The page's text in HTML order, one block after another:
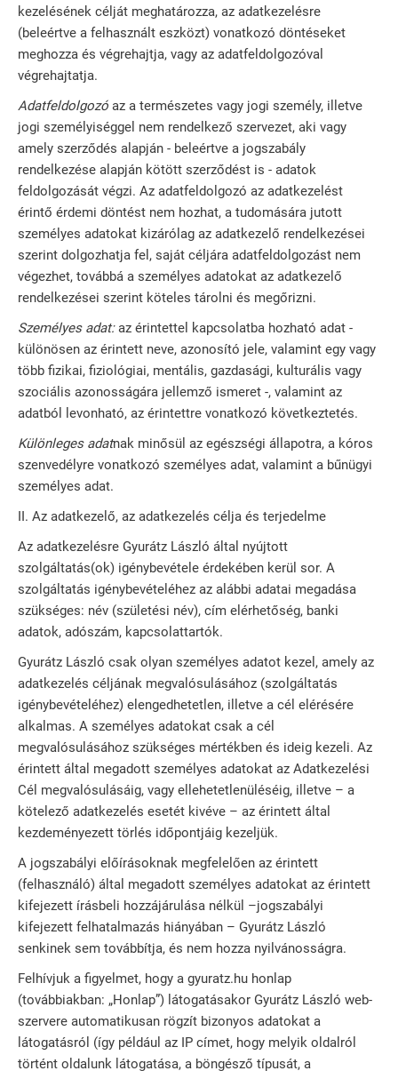
kezelésének célját meghatározza, az adatkezelésre
(beleértve a felhasznált eszközt) vonatkozó döntéseket
meghozza és végrehajtja, vagy az adatfeldolgozóval
végrehajtatja.
Adatfeldolgozó az a természetes vagy jogi személy, illetve
jogi személyiséggel nem rendelkező szervezet, aki vagy
amely szerződés alapján - beleértve a jogszabály
rendelkezése alapján kötött szerződést is - adatok
feldolgozását végzi. Az adatfeldolgozó az adatkezelést
érintő érdemi döntést nem hozhat, a tudomására jutott
személyes adatokat kizárólag az adatkezelő rendelkezései
szerint dolgozhatja fel, saját céljára adatfeldolgozást nem
végezhet, továbbá a személyes adatokat az adatkezelő
rendelkezései szerint köteles tárolni és megőrizni.
Személyes adat:az érintettel kapcsolatba hozható adat -
különösen az érintett neve, azonosító jele, valamint egy vagy
több fizikai, fiziológiai, mentális, gazdasági, kulturális vagy
szociális azonosságára jellemző ismeret -, valamint az
adatból levonható, az érintettre vonatkozó következtetés.
Különleges adatnak minősül az egészségi állapotra, a kóros
szenvedélyre vonatkozó személyes adat, valamint a bűnügyi
személyes adat.
II. Az adatkezelő, az adatkezelés célja és terjedelme
Az adatkezelésre Gyurátz László által nyújtott
szolgáltatás(ok) igénybevétele érdekében kerül sor. A
szolgáltatás igénybevételéhez az alábbi adatai megadása
szükséges: név (születési név), cím elérhetőség, banki
adatok, adószám, kapcsolattartók.
Gyurátz László csak olyan személyes adatot kezel, amely az
adatkezelés céljának megvalósulásához (szolgáltatás
igénybevételéhez) elengedhetetlen, illetve a cél elérésére
alkalmas. A személyes adatokat csak a cél
megvalósulásához szükséges mértékben és ideig kezeli. Az
érintett által megadott személyes adatokat az Adatkezelési
Cél megvalósulásáig, vagy ellehetetlenüléséig, illetve – a
kötelező adatkezelés esetét kivéve – az érintett által
kezdeményezett törlés időpontjáig kezeljük.
A jogszabályi előírásoknak megfelelően az érintett
(felhasználó) által megadott személyes adatokat az érintett
kifejezett írásbeli hozzájárulása nélkül –jogszabályi
kifejezett felhatalmazás hiányában – Gyurátz László
senkinek sem továbbítja, és nem hozza nyilvánosságra.
Felhívjuk a figyelmet, hogy a gyuratz.hu honlap
(továbbiakban: „Honlap”) látogatásakor Gyurátz László web-
szervere automatikusan rögzít bizonyos adatokat a
látogatásról (így például az IP címet, hogy melyik oldalról
történt oldalunk látogatása, a böngésző típusát, a